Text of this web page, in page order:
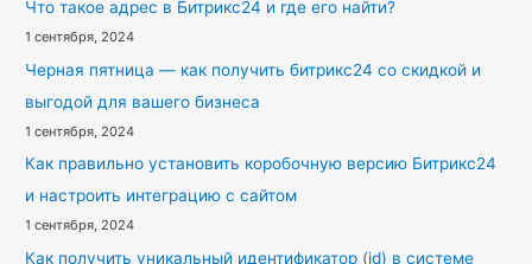
Что такое адрес в Битрикс24 и где его найти?
1 сентября, 2024
Черная пятница — как получить битрикс24 со скидкой и
выгодой для вашего бизнеса
1 сентября, 2024
Как правильно установить коробочную версию Битрикс24
и настроить интеграцию с сайтом
1 сентября, 2024
Как получить уникальный идентификатор (id) в системе